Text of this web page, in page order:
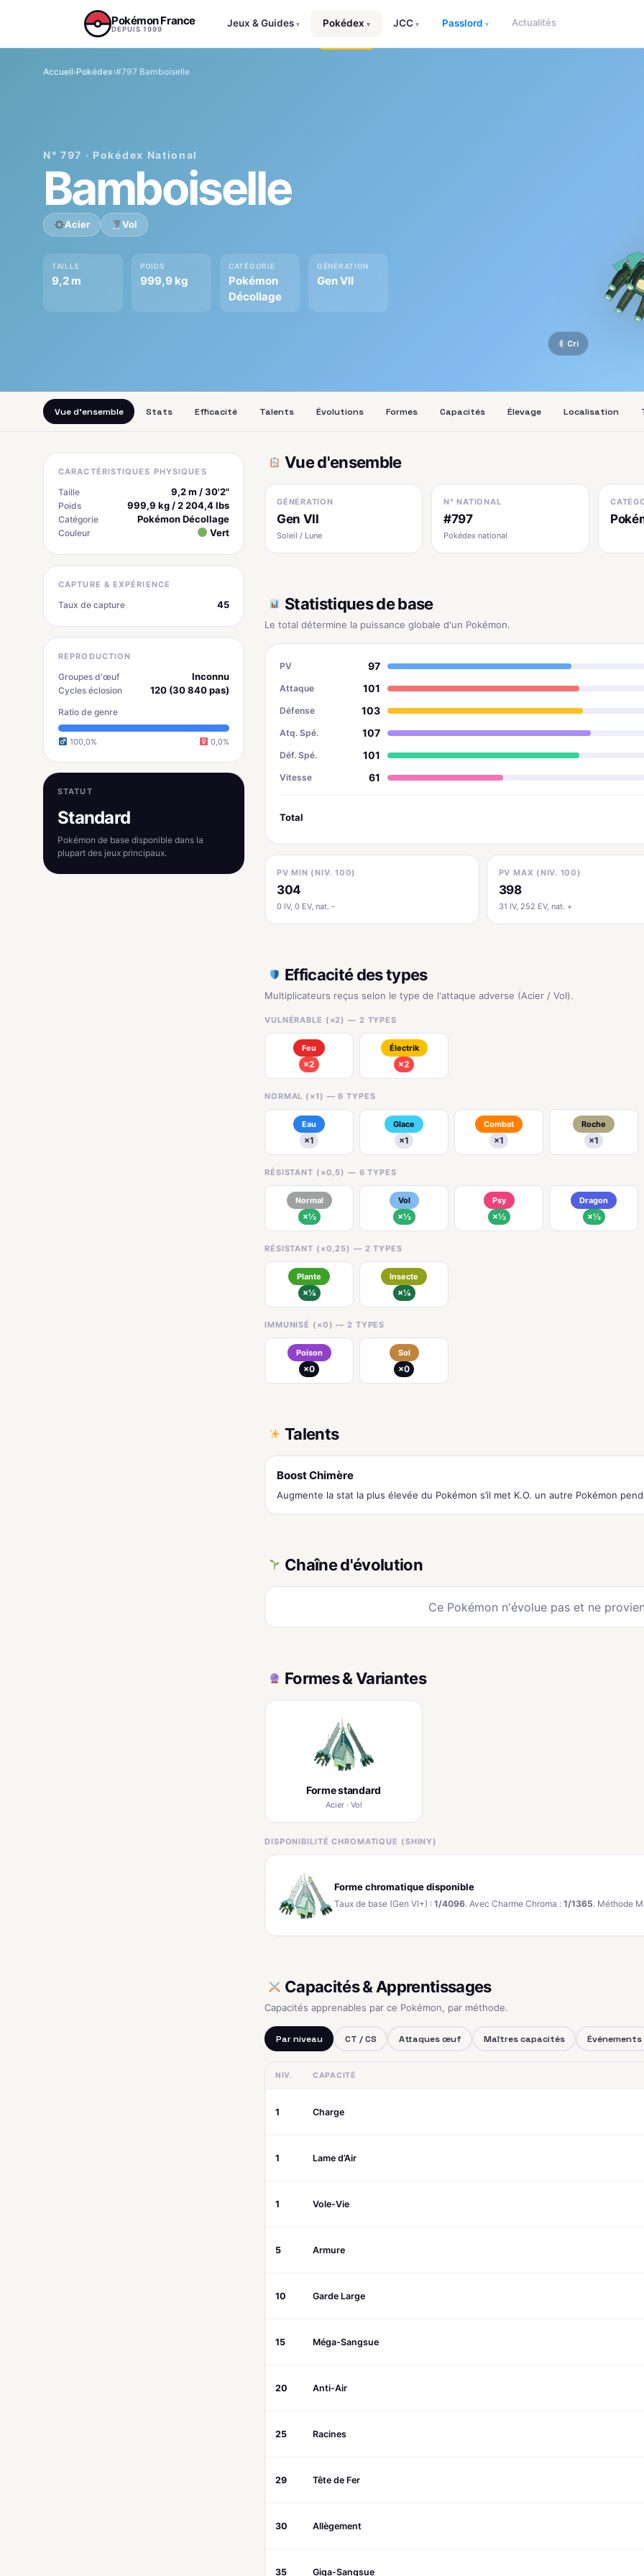
Pokémon France
DEPUIS 1999
Jeux & Guides ▾ Pokédex ▾ JCC ▾ Passlord ▾ Actualités
Accueil›Pokédex›#797 Bamboiselle
N° 797 · Pokédex National
Bamboiselle
Acier Vol
TAILLE
9,2 m
POIDS
999,9 kg
CATÉGORIE
Pokémon
Décollage
GÉNÉRATION
Gen VII
Cri
Vue d'ensemble Stats Efficacité Talents Évolutions Formes Capacités Élevage Localisation
CARACTÉRISTIQUES PHYSIQUES
Taille 9,2 m / 30'2"
Poids 999,9 kg / 2 204,4 lbs
Catégorie Pokémon Décollage
Couleur Vert
CAPTURE & EXPÉRIENCE
Taux de capture 45
REPRODUCTION
Groupes d'œuf Inconnu
Cycles éclosion 120 (30 840 pas)
Ratio de genre
100,0% 0,0%
STATUT
Standard
Pokémon de base disponible dans la
plupart des jeux principaux.
Vue d'ensemble
GÉNÉRATION
Gen VII
Soleil / Lune
N° NATIONAL
#797
Pokédex national
Statistiques de base
Le total détermine la puissance globale d'un Pokémon.
PV 97
Attaque 101
Défense 103
Atq. Spé. 107
Déf. Spé. 101
Vitesse 61
Total
PV MIN (NIV. 100)
304
0 IV, 0 EV, nat. -
PV MAX (NIV. 100)
398
31 IV, 252 EV, nat. +
Efficacité des types
Multiplicateurs reçus selon le type de l'attaque adverse (Acier / Vol).
VULNÉRABLE (×2) — 2 TYPES
Feu
×2
Électrik
×2
NORMAL (×1) — 6 TYPES
Eau
×1
Glace
×1
Combat
×1
Roche
×1
RÉSISTANT (×0,5) — 6 TYPES
Normal
×½
Vol
×½
Psy
×½
Dragon
×½
RÉSISTANT (×0,25) — 2 TYPES
Plante
×¼
Insecte
×¼
IMMUNISÉ (×0) — 2 TYPES
Poison
×0
Sol
×0
Talents
Boost Chimère
Augmente la stat la plus élevée du Pokémon s’il met K.O. un autre Pokémon
Chaîne d'évolution
Ce Pokémon n'évolue pas et ne
Formes & Variantes
Forme standard
Acier · Vol
DISPONIBILITÉ CHROMATIQUE (SHINY)
Forme chromatique disponible
Taux de base (Gen VI+) : 1/4096. Avec Charme Chroma : 1/1365. Méthode
Capacités & Apprentissages
Capacités apprenables par ce Pokémon, par méthode.
Par niveau CT / CS Attaques œuf Maîtres capacités Événements
NIV. CAPACITÉ
1 Charge
1 Lame d’Air
1 Vole-Vie
5 Armure
10 Garde Large
15 Méga-Sangsue
20 Anti-Air
25 Racines
29 Tête de Fer
30 Allègement
35 Giga-Sangsue